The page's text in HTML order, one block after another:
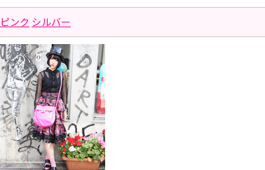
ピンク シルバー